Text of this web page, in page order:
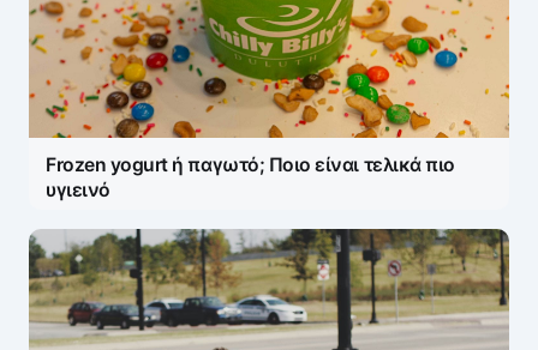
Frozen yogurt ή παγωτό; Ποιο είναι τελικά πιο
υγιεινό